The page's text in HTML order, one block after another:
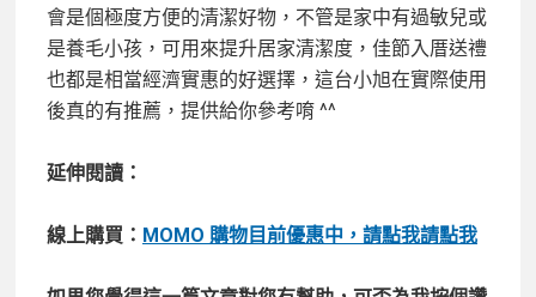
會是個極度方便的清潔好物，不管是家中有過敏兒或
是養毛小孩，可用來提升居家清潔度，佳節入厝送禮
也都是相當經濟實惠的好選擇，這台小旭在實際使用
後真的有推薦，提供給你參考唷 ^^
延伸閱讀：
線上購買： MOMO 購物目前優惠中，請點我請點我